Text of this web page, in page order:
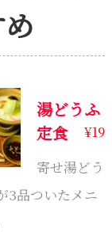
湯どうふ
定食
¥19
寄せ湯どう
3品ついたメニ